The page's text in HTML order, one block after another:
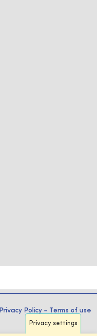
Privacy Policy - Terms of use
Privacy settings